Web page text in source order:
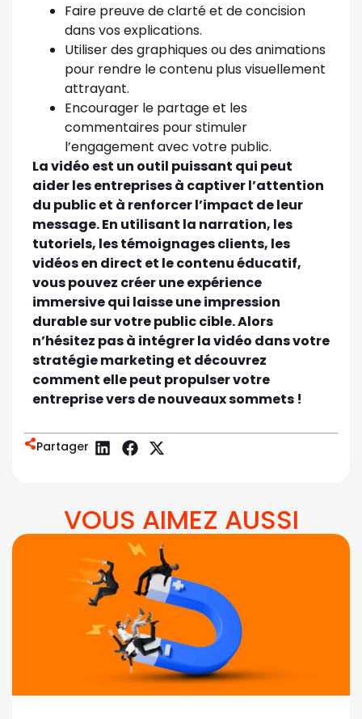
Faire preuve de clarté et de concision
dans vos explications.
Utiliser des graphiques ou des animations
pour rendre le contenu plus visuellement
attrayant.
Encourager le partage et les
commentaires pour stimuler
l’engagement avec votre public.
La vidéo est un outil puissant qui peut
aider les entreprises à captiver l’attention
du public et à renforcer l’impact de leur
message. En utilisant la narration, les
tutoriels, les témoignages clients, les
vidéos en direct et le contenu éducatif,
vous pouvez créer une expérience
immersive qui laisse une impression
durable sur votre public cible. Alors
n’hésitez pas à intégrer la vidéo dans votre
stratégie marketing et découvrez
comment elle peut propulser votre
entreprise vers de nouveaux sommets !
Partager
VOUS AIMEZ AUSSI